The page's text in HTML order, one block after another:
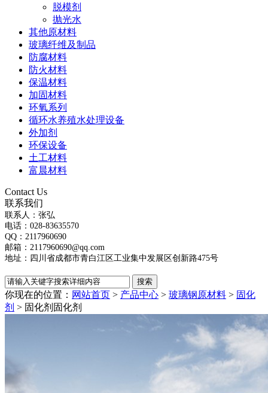
脱模剂
抛光水
其他原材料
玻璃纤维及制品
防腐材料
防火材料
保温材料
加固材料
环氧系列
循环水养殖水处理设备
外加剂
环保设备
土工材料
富晨材料
Contact Us
联系我们
联系人：张弘
电话：028-83635570
QQ：2117960690
邮箱：2117960690@qq.com
地址：四川省成都市青白江区工业集中发展区创新路475号
你现在的位置： 网站首页 > 产品中心 > 玻璃钢原材料 > 固化
剂 > 固化剂 固化剂